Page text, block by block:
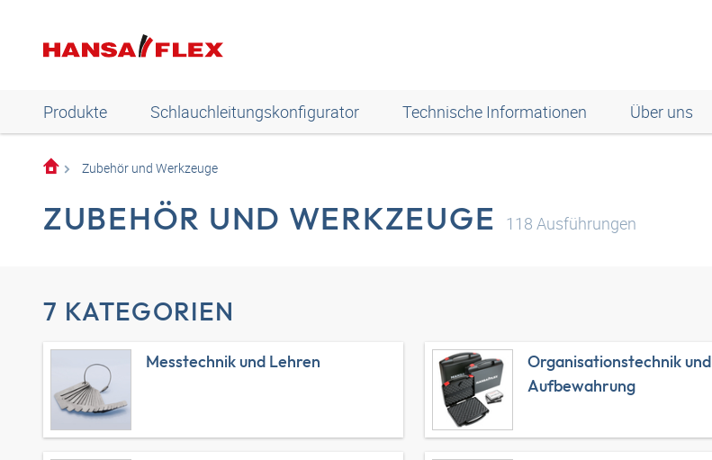
Produkte Schlauchleitungskonfigurator Technische Informationen Über uns
Zubehör und Werkzeuge
ZUBEHÖR UND WERKZEUGE 118 Ausführungen
7 KATEGORIEN
Messtechnik und Lehren
Organisationstechnik und
Aufbewahrung